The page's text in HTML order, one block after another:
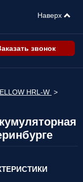
звонок
HRL-W >
Наверх